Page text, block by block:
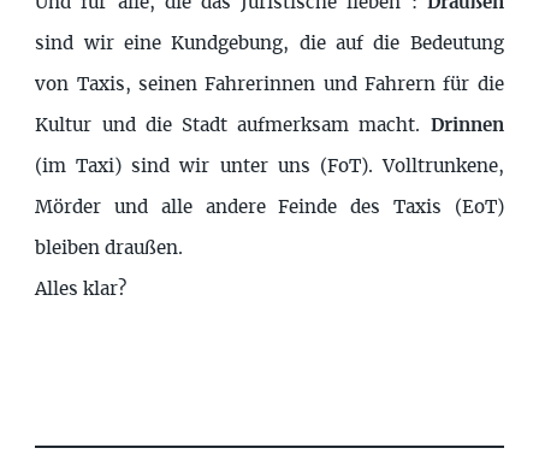
sind wir eine Kundgebung, die auf die Bedeutung
von Taxis, seinen Fahrerinnen und Fahrern für die
Kultur und die Stadt aufmerksam macht. Drinnen
(im Taxi) sind wir unter uns (FoT). Volltrunkene,
Mörder und alle andere Feinde des Taxis (EoT)
bleiben draußen.
Alles klar?